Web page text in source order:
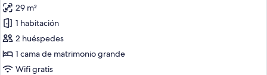
fotos
de
Habitación
estándar,
1
29 m²
1 habitación
2 huéspedes
1 cama de matrimonio grande
Wifi gratis